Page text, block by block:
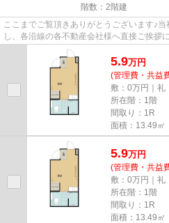
階数：2階建
ここまでご覧頂きありがとうございます♪
し、各沿線の各不動産会社様へ直接ご挨拶
しております！最新の情報は...
5.9万円
(管理費・共益
敷：0万円｜礼
所在階：1階
間取り：1R
面積：13.49㎡
5.9万円
(管理費・共益
敷：0万円｜礼
所在階：1階
間取り：1R
面積：13.49㎡